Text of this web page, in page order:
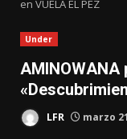
en VUELA EL PEZ
Under
LFR marzo